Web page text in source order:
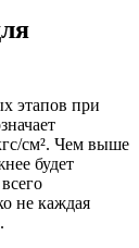
этапов при
см². Чем выше
будет
не каждая